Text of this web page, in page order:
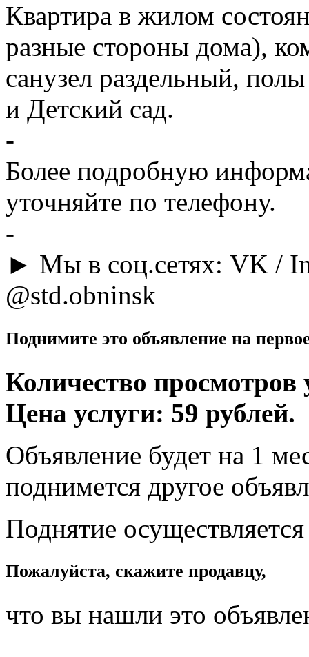
Квартира в жилом
разные стороны дома),
санузел раздельный,
и Детский сад.
-
Более подробную
уточняйте по телефону.
-
► Мы в соц.сетях: VK /
@std.obninsk
Поднимите это объявление на
Количество просмотров
Цена услуги: 59 рублей.
Объявление будет на 1
поднимется другое
Поднятие
Пожалуйста, скажите продавцу,
что вы нашли это